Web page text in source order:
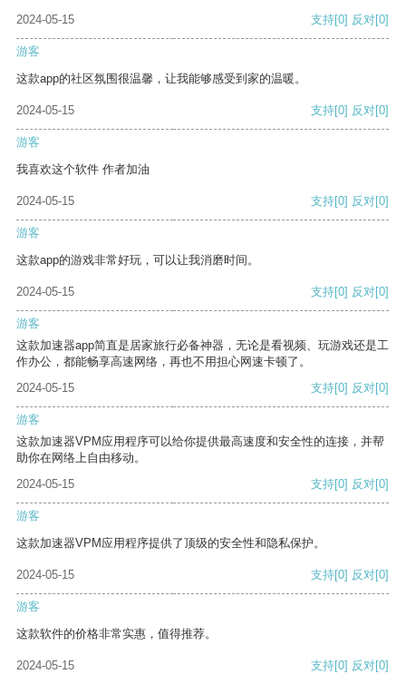
2024-05-15
支持[0] 反对[0]
游客
这款app的社区氛围很温馨，让我能够感受到家的温暖。
2024-05-15 支持[0] 反对[0]
游客
我喜欢这个软件 作者加油
2024-05-15 支持[0] 反对[0]
游客
这款app的游戏非常好玩，可以让我消磨时间。
2024-05-15 支持[0] 反对[0]
游客
这款加速器app简直是居家旅行必备神器，无论是看视频、玩游戏还是工
作办公，都能畅享高速网络，再也不用担心网速卡顿了。
2024-05-15
支持[0] 反对[0]
游客
这款加速器VPM应用程序可以给你提供最高速度和安全性的连接，并帮
助你在网络上自由移动。
2024-05-15
支持[0] 反对[0]
游客
这款加速器VPM应用程序提供了顶级的安全性和隐私保护。
2024-05-15 支持[0] 反对[0]
游客
这款软件的价格非常实惠，值得推荐。
2024-05-15 支持[0] 反对[0]